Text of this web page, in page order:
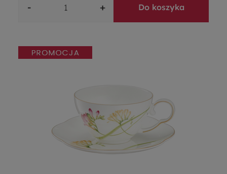
- + Do koszyka